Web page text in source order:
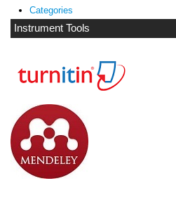
Categories
Instrument Tools